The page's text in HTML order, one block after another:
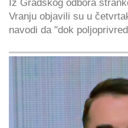
Iz Gradskog odbora
Vranju objavili su u
navodi da "dok